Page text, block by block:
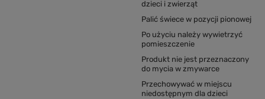
dzieci i zwierząt
Palić świece w pozycji pionowej
Po użyciu należy wywietrzyć
pomieszczenie
Produkt nie jest przeznaczony
do mycia w zmywarce
Przechowywać w miejscu
niedostępnym dla dzieci